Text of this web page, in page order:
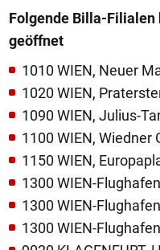
Folgende Billa-Filialen
geöffnet
1010 WIEN, Neuer
1020 WIEN,
1090 WIEN, Julius-
1100 WIEN, Wiedner
1150 WIEN,
1300 WIEN-
1300 WIEN-
1300 WIEN-